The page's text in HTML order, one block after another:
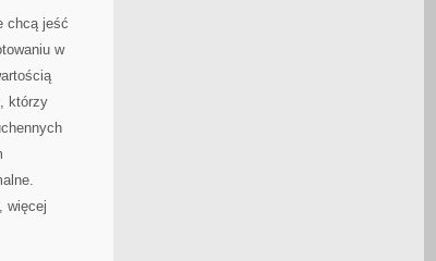
chcą jeść
w
którzy
więcej